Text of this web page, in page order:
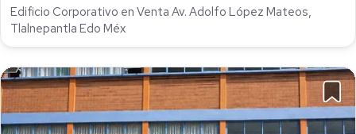
Edificio Corporativo en Venta Av. Adolfo López Mateos,
Tlalnepantla Edo Méx